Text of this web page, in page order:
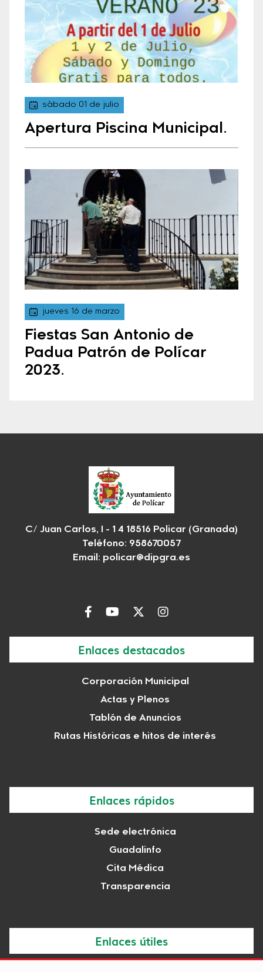
sábado 01 de julio
Apertura Piscina Municipal.
jueves 16 de marzo
Fiestas San Antonio de
Padua Patrón de Polícar
2023.
C/ Juan Carlos, I - 1 4 18516 Policar (Granada)
Teléfono: 958670057
Email: policar@dipgra.es
Enlaces destacados
Corporación Municipal
Actas y Plenos
Tablón de Anuncios
Rutas Históricas e hitos de interés
Enlaces rápidos
Sede electrónica
Guadalinfo
Cita Médica
Transparencia
Enlaces útiles